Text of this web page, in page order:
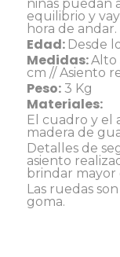
niñas puedan
equilibrio y
hora de andar.
Edad: Desde
Medidas:Alto
cm // Asiento
Peso:3 Kg
Materiales:
El cuadro y el
madera de
Detalles de
asiento
brindar mayor
Las ruedas
goma.